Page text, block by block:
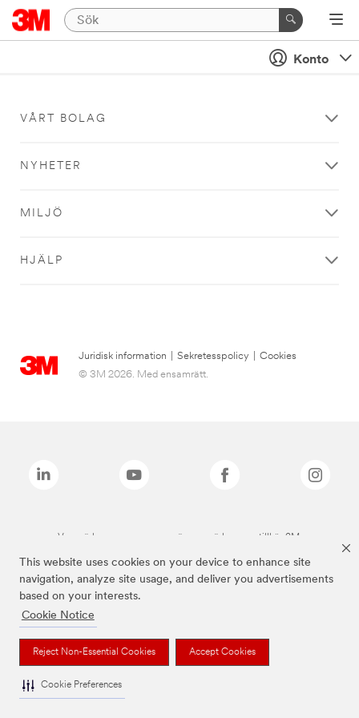
This website uses cookies on your device to enhance site
navigation, analyze site usage, and deliver you advertisements
based on your interests.
Cookie Notice
Reject Non-Essential Cookies Accept Cookies
Cookie Preferences
Konto
VÅRT BOLAG
NYHETER
MILJÖ
HJÄLP
Juridisk information Sekretesspolicy
Cookies
© 3M 2026. Med ensamrätt.
Varumärken som anges ovan är varumärken som tillhör 3M.